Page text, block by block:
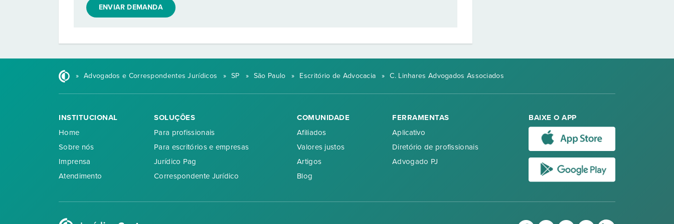
ENVIAR DEMANDA
» Advogados e Correspondentes Jurídicos » SP » São Paulo » Escritório de Advocacia » C. Linhares Advogados Associados
INSTITUCIONAL
Home
Sobre nós
Imprensa
Atendimento
SOLUÇÕES
Para profissionais
Para escritórios e empresas
Jurídico Pag
Correspondente Jurídico
COMUNIDADE
Afiliados
Valores justos
Artigos
Blog
FERRAMENTAS
Aplicativo
Diretório de profissionais
Advogado PJ
BAIXE O APP